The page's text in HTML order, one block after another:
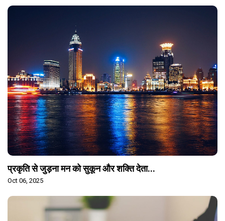
प्रकृति से जुड़ना मन को सुकून और शक्ति देता...
Oct 06, 2025